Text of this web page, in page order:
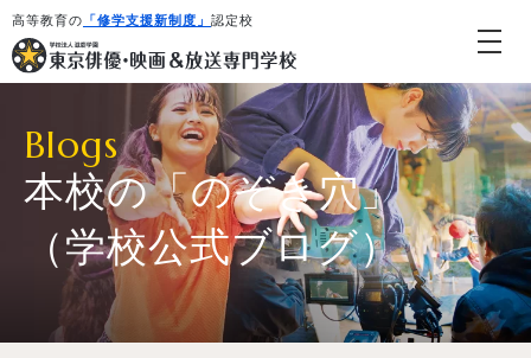
高等教育の 「修学支援新制度」 認定校
学校紹介・教育システム
Blogs
本校の「のぞき穴」
（学校公式ブログ）